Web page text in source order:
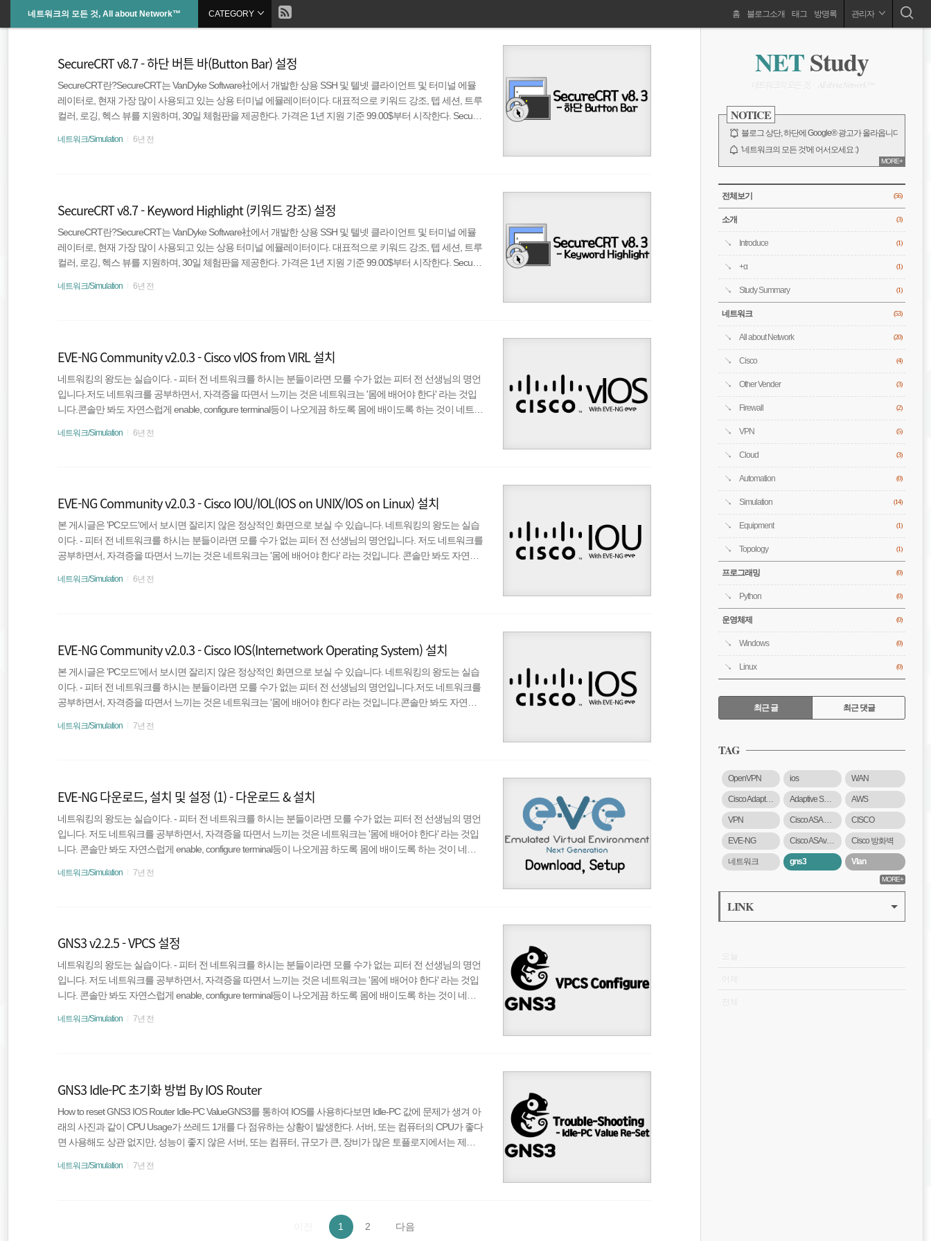
문
네트워크의 모든 것, All about Network™ 현
위
치
CATEGORY
션
홈 블로그소개 태그 방명록 관리자
SecureCRT v8.7 - 하단 버튼 바(Button Bar) 설정
SecureCRT란?SecureCRT는 VanDyke Software社에서 개발한 상용 SSH 및 텔넷 클라이언트 및 터미널 에뮬
레이터로, 현재 가장 많이 사용되고 있는 상용 터미널 에뮬레이터이다. 대표적으로 키워드 강조, 텝 세션, 트루
컬러, 로깅, 헥스 뷰를 지원하며, 30일 체험판을 제공한다. 가격은 1년 지원 기준 99.00$부터 시작한다. Secure
움이 생길 수 있다. SecureCRT는 이를 개선하기 위해서 버튼 바(Button Bar)를 지원하여 클릭 한번으로 입력을
네트워크/Simulation 6년 전
SecureCRT v8.7 - Keyword Highlight (키워드 강조) 설정
SecureCRT란?SecureCRT는 VanDyke Software社에서 개발한 상용 SSH 및 텔넷 클라이언트 및 터미널 에뮬
레이터로, 현재 가장 많이 사용되고 있는 상용 터미널 에뮬레이터이다. 대표적으로 키워드 강조, 텝 세션, 트루
컬러, 로깅, 헥스 뷰를 지원하며, 30일 체험판을 제공한다. 가격은 1년 지원 기준 99.00$부터 시작한다. Secure
로만 나오게 되어 가독성이 떨어진다. 가독성이 떨어지면 잘 읽혀지지 않을 뿐더러 설정에 불편할 때가 있는
네트워크/Simulation 6년 전
EVE-NG Community v2.0.3 - Cisco vIOS from VIRL 설치
네트워킹의 왕도는 실습이다. - 피터 전 네트워크를 하시는 분들이라면 모를 수가 없는 피터 전 선생님의 명언
입니다.저도 네트워크를 공부하면서, 자격증을 따면서 느끼는 것은 네트워크는 '몸에 배어야 한다' 라는 것입
니다.콘솔만 봐도 자연스럽게 enable, configure terminal등이 나오게끔 하도록 몸에 배이도록 하는 것이 네트워
사용을 위한 vIOS의 추가 과정입니다. Cisco vIOS란? Cisco에서 만든 가상화 형태의 IOS로 가상화 플랫폼에서
네트워크/Simulation 6년 전
EVE-NG Community v2.0.3 - Cisco IOU/IOL(IOS on UNIX/IOS on Linux) 설치
본 게시글은 'PC모드'에서 보시면 잘리지 않은 정상적인 화면으로 보실 수 있습니다. 네트워킹의 왕도는 실습
이다. - 피터 전 네트워크를 하시는 분들이라면 모를 수가 없는 피터 전 선생님의 명언입니다. 저도 네트워크를
공부하면서, 자격증을 따면서 느끼는 것은 네트워크는 '몸에 배어야 한다' 라는 것입니다. 콘솔만 봐도 자연스
생각합니다. 그 시뮬레이션 프로그램 가장 강력한 시뮬레이션인 EVE-NG에서 추가적인 Switch(Catalyst) 사용
네트워크/Simulation 6년 전
EVE-NG Community v2.0.3 - Cisco IOS(Internetwork Operating System) 설치
본 게시글은 'PC모드'에서 보시면 잘리지 않은 정상적인 화면으로 보실 수 있습니다. 네트워킹의 왕도는 실습
이다. - 피터 전 네트워크를 하시는 분들이라면 모를 수가 없는 피터 전 선생님의 명언입니다.저도 네트워크를
공부하면서, 자격증을 따면서 느끼는 것은 네트워크는 '몸에 배어야 한다' 라는 것입니다.콘솔만 봐도 자연스
생각합니다.그 시뮬레이션 프로그램 가장 강력한 시뮬레이션인 EVE-NG IOS 설치 과정입니다. Cisco IOS란?
네트워크/Simulation 7년 전
EVE-NG 다운로드, 설치 및 설정 (1) - 다운로드 & 설치
네트워킹의 왕도는 실습이다. - 피터 전 네트워크를 하시는 분들이라면 모를 수가 없는 피터 전 선생님의 명언
입니다. 저도 네트워크를 공부하면서, 자격증을 따면서 느끼는 것은 네트워크는 '몸에 배어야 한다' 라는 것입
니다. 콘솔만 봐도 자연스럽게 enable, configure terminal등이 나오게끔 하도록 몸에 배이도록 하는 것이 네트
로드, 설치 과정입니다. EVE-NG 특징GNS3와 CPT에서 나타나는 버그들이 거의 없는, 실장비와 거의 동일한,
네트워크/Simulation 7년 전
GNS3 v2.2.5 - VPCS 설정
네트워킹의 왕도는 실습이다. - 피터 전 네트워크를 하시는 분들이라면 모를 수가 없는 피터 전 선생님의 명언
입니다. 저도 네트워크를 공부하면서, 자격증을 따면서 느끼는 것은 네트워크는 '몸에 배어야 한다' 라는 것입
니다. 콘솔만 봐도 자연스럽게 enable, configure terminal등이 나오게끔 하도록 몸에 배이도록 하는 것이 네트
VPCS 설정 방법입니다. GNS3 특징Cisco Packet Tracer(줄여서 CPT)에서 사용할 수 없었던 명령어들을 사용
네트워크/Simulation 7년 전
GNS3 Idle-PC 초기화 방법 By IOS Router
How to reset GNS3 IOS Router Idle-PC ValueGNS3를 통하여 IOS를 사용하다보면 Idle-PC 값에 문제가 생겨 아
래의 사진과 같이 CPU Usage가 쓰레드 1개를 다 점유하는 상황이 발생한다. 서버, 또는 컴퓨터의 CPU가 좋다
면 사용해도 상관 없지만, 성능이 좋지 않은 서버, 또는 컴퓨터, 규모가 큰, 장비가 많은 토플로지에서는 제대
전, Windows 10 1909 운영체제, Google Chrome을 사용하여 다운로드 & 설치를 진행하고 있습니다. 추가적인
네트워크/Simulation 7년 전
1 2 다음
NETStudy
네트워크의 모든 것, All about Network™
NOTICE
블로그 상단, 하단에 Google® 광고가 올라옵니다.
'네트워크의 모든 것'에 어서오세요 :)
전체 보기
MORE+
CATEGORY
전체보기 (56)
소개 (3)
Introduce (1)
+α (1)
Study Summary (1)
네트워크 (53)
All about Network (20)
Cisco (4)
Other Vender (3)
Firewall (2)
VPN (5)
Cloud (3)
Automation (0)
Simulation (14)
Equipment (1)
Topology (1)
프로그래밍 (0)
Python (0)
운영체제 (0)
Windows (0)
Linux (0)
RECENTLY
최근 글 최근 댓글
근
글
TAG
OpenVPN ios WAN
Cisco Adaptive Security Virtual Appliance Adaptive Security Virtual Appliance AWS
VPN Cisco ASA 5500-X 시리즈 CISCO
EVE-NG Cisco ASAv 방화벽 Cisco 방화벽
네트워크 gns3 Vlan
MORE+
LINK
오늘
어제
전체
Cisco Adaptive Security Virtual Appliance
VPN
Cisco ASA 5500-X 시리즈